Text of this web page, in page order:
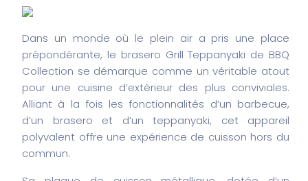
Dans un monde où le plein air a pris une place
prépondérante, le brasero Grill Teppanyaki de BBQ
Collection se démarque comme un véritable atout
pour une cuisine d’extérieur des plus conviviales.
Alliant à la fois les fonctionnalités d’un barbecue,
d’un brasero et d’un teppanyaki, cet appareil
polyvalent offre une expérience de cuisson hors du
commun.